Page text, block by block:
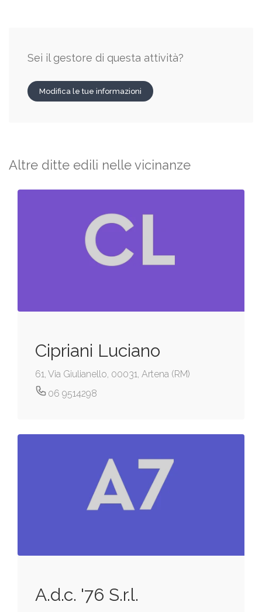
Sei il gestore di questa attività?
Modifica le tue informazioni
Altre ditte edili nelle vicinanze
Cipriani Luciano
61, Via Giulianello, 00031, Artena (RM)
06 9514298
A.d.c. '76 S.r.l.